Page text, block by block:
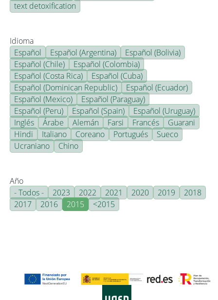
text detoxification
Idioma
Español
Español (Argentina)
Español (Bolivia)
Español (Chile)
Español (Colombia)
Español (Costa Rica)
Español (Cuba)
Español (Dominican Republic)
Español (Ecuador)
Español (Mexico)
Español (Paraguay)
Español (Peru)
Español (Spain)
Español (Uruguay)
Inglés
Árabe Alemán Farsi Francés
Guarani
Hindi
Italiano Coreano Portugués
Sueco
Ucraniano
Chino
Año
- Todos -
2023 2022 2021 2020 2019
2018
2017
2016 2015 <2015